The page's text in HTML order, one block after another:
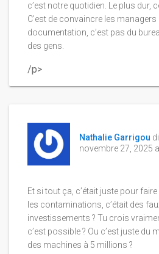
c’est notre quotidien. Le plus dur,
C’est de convaincre les
documentation, c’est pas du
des gens.
/p>
Nathalie Garrigou
novembre 27, 2025
Et si tout ça, c’était juste pour
les contaminations, c’était des
investissements ? Tu crois
c’est possible ? Ou c’est juste du
des machines à 5 millions ?